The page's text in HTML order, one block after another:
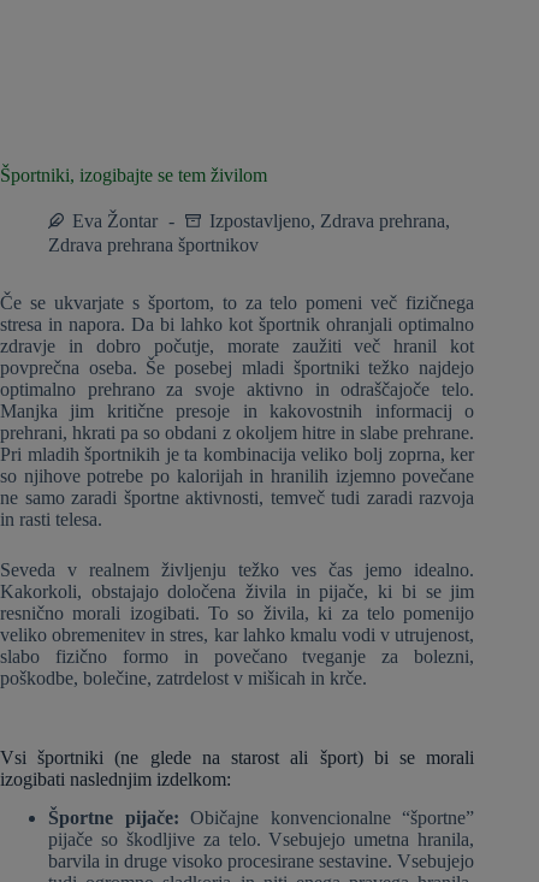
Športniki, izogibajte se tem živilom
Eva Žontar Izpostavljeno, Zdrava prehrana,
Zdrava prehrana športnikov
Če se ukvarjate s športom, to za telo pomeni več fizičnega
stresa in napora. Da bi lahko kot športnik ohranjali optimalno
zdravje in dobro počutje, morate zaužiti več hranil kot
povprečna oseba. Še posebej mladi športniki težko najdejo
optimalno prehrano za svoje aktivno in odraščajoče telo.
Manjka jim kritične presoje in kakovostnih informacij o
prehrani, hkrati pa so obdani z okoljem hitre in slabe prehrane.
Pri mladih športnikih je ta kombinacija veliko bolj zoprna, ker
so njihove potrebe po kalorijah in hranilih izjemno povečane
ne samo zaradi športne aktivnosti, temveč tudi zaradi razvoja
in rasti telesa.
Seveda v realnem življenju težko ves čas jemo idealno.
Kakorkoli, obstajajo določena živila in pijače, ki bi se jim
resnično morali izogibati. To so živila, ki za telo pomenijo
veliko obremenitev in stres, kar lahko kmalu vodi v utrujenost,
slabo fizično formo in povečano tveganje za bolezni,
poškodbe, bolečine, zatrdelost v mišicah in krče.
Vsi športniki (ne glede na starost ali šport) bi se morali
izogibati naslednjim izdelkom:
Športne pijače: Običajne konvencionalne “športne”
pijače so škodljive za telo. Vsebujejo umetna hranila,
barvila in druge visoko procesirane sestavine. Vsebujejo